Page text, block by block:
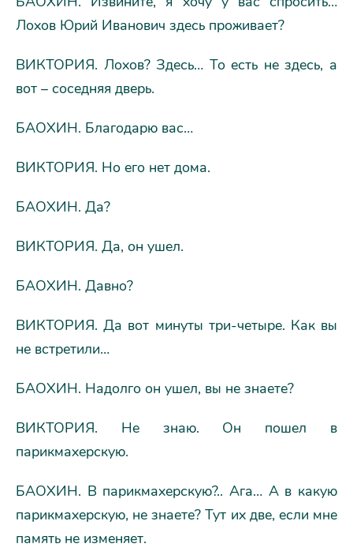
Лохов Юрий Иванович здесь проживает?
ВИКТОРИЯ. Лохов? Здесь… То есть не здесь, а
вот – соседняя дверь.
БАОХИН. Благодарю вас…
ВИКТОРИЯ. Но его нет дома.
БАОХИН. Да?
ВИКТОРИЯ. Да, он ушел.
БАОХИН. Давно?
ВИКТОРИЯ. Да вот минуты три-четыре. Как вы
не встретили…
БАОХИН. Надолго он ушел, вы не знаете?
ВИКТОРИЯ. Не знаю. Он пошел в
парикмахерскую.
БАОХИН. В парикмахерскую?.. Ага… А в какую
парикмахерскую, не знаете? Тут их две, если мне
память не изменяет.